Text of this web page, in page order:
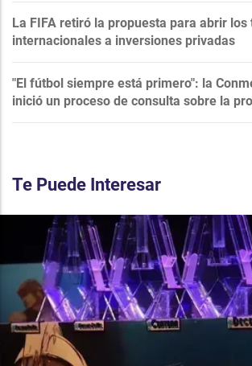
La FIFA retiró la propuesta para abrir los
internacionales a inversiones privadas
"El fútbol siempre está primero": la
inició un proceso de consulta sobre la
Te Puede Interesar